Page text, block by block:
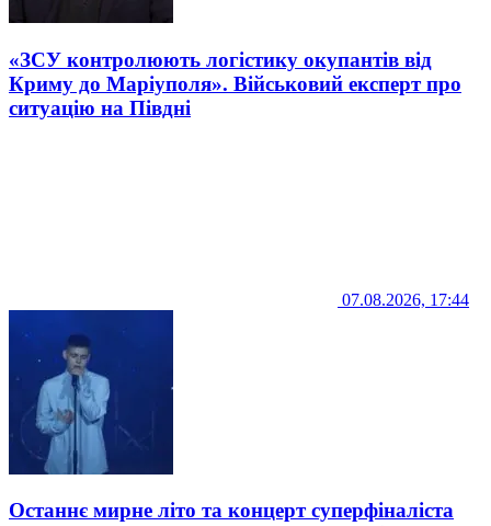
«ЗСУ контролюють логістику окупантів від
Криму до Маріуполя». Військовий експерт про
ситуацію на Півдні
07.08.2026, 17:44
Останнє мирне літо та концерт суперфіналіста